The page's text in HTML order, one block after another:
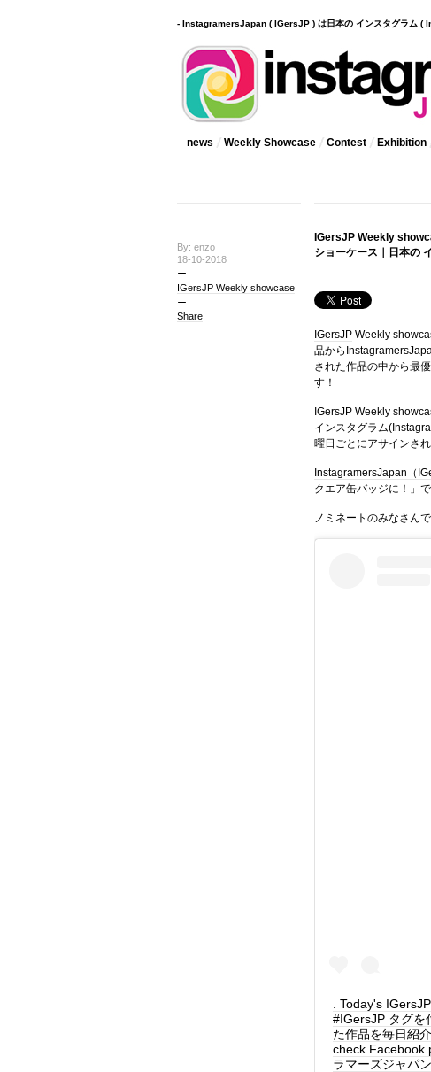
- InstagramersJapan ( IGersJP ) は日本の インスタグラム (
news Weekly Showcase Contest Exhibition
By: enzo
18-10-2018
IGersJP Weekly showcase
Share
IGersJP Weekly
ショーケース｜日本の
IGersJPWeekly
品から
された作品の中から最
す！
IGersJP Weekly
インスタグラム
曜日ごとにアサインさ
InstagramersJapan（
クエア缶バッジに！」で
ノミネートのみなさんで
. Today's
#IGersJP タグを
た作品を毎日紹
check Facebook
ラマーズジャパ